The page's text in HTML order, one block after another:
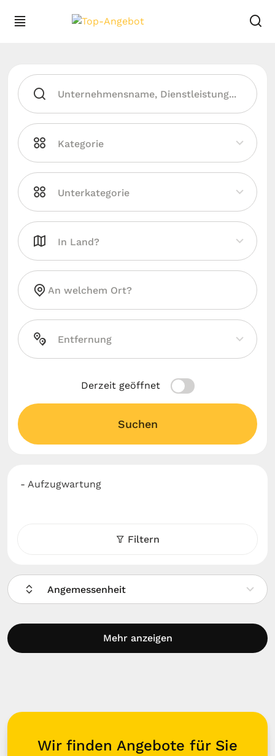
Derzeit geöffnet
Suchen
- Aufzugwartung
Filtern
Angemessenheit
Mehr anzeigen
Wir finden Angebote für Sie